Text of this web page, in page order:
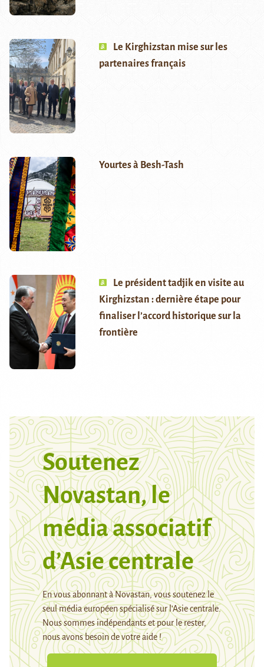
Le Kirghizstan mise sur les
partenaires français
Yourtes à Besh-Tash
Le président tadjik en visite au
Kirghizstan : dernière étape pour
finaliser l’accord historique sur la
frontière
Soutenez
Novastan, le
média associatif
d’Asie centrale
En vous abonnant à Novastan, vous soutenez le
seul média européen spécialisé sur l’Asie centrale.
Nous sommes indépendants et pour le rester,
nous avons besoin de votre aide !